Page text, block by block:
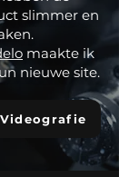
slimmer en
maakte ik
nieuwe site.
Videografie